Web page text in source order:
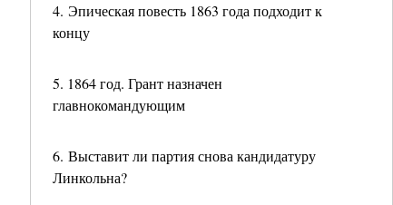
4. Эпическая повесть 1863 года подходит к
концу
5. 1864 год. Грант назначен
главнокомандующим
6. Выставит ли партия снова кандидатуру
Линкольна?